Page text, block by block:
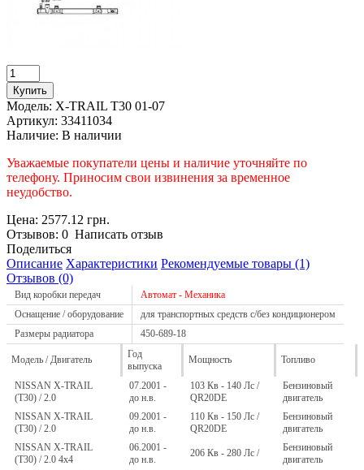
Модель: X-TRAIL T30 01-07
Артикул: 33411034
Наличие: В наличии
Уважаемые покупатели цены и наличие уточняйте по
телефону. Приносим свои извинения за временное
неудобство.
Цена: 2577.12 грн.
Отзывов: 0 Написать отзыв
Поделиться
Описание Характеристики Рекомендуемые товары (1)
Отзывов (0)
Вид коробки передач
Автомат - Механика
Оснащение / оборудование
для транспортных средств с/без кондиционером
Размеры радиатора
450-689-18
Модель / Двигатель
Год
выпуска
Мощность Топливо
NISSAN X-TRAIL
(T30) / 2.0
07.2001 -
до н.в.
103 Кв - 140 Лс /
QR20DE
Бензиновый
двигатель
NISSAN X-TRAIL
(T30) / 2.0
09.2001 -
до н.в.
110 Кв - 150 Лс /
QR20DE
Бензиновый
двигатель
NISSAN X-TRAIL
(T30) / 2.0 4x4
06.2001 -
до н.в.
206 Кв - 280 Лс /
Бензиновый
двигатель